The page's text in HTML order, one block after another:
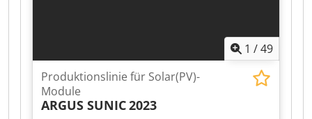
1 /49
Produktionslinie für Solar(PV)-
Module
ARGUS SUNIC2023